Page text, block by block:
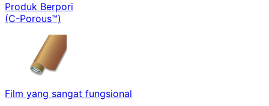
Produk Berpori
(C-Porous™)
Film yang sangat fungsional